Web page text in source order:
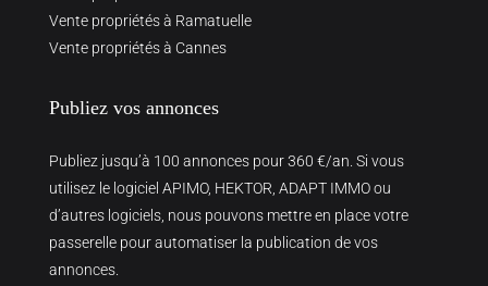
Vente propriétés à Ramatuelle
Vente propriétés à Cannes
Publiez vos annonces
Publiez jusqu’à 100 annonces pour 360 €/an. Si vous
utilisez le logiciel APIMO, HEKTOR, ADAPT IMMO ou
d’autres logiciels, nous pouvons mettre en place votre
passerelle pour automatiser la publication de vos
annonces.